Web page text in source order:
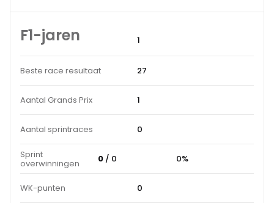
F1-jaren 1
Beste race resultaat 27
Aantal Grands Prix 1
Aantal sprintraces 0
Sprint
overwinningen 0 / 0 0%
WK-punten 0